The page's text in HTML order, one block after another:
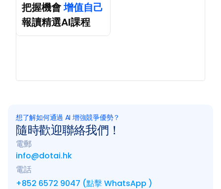
把握機會 增值自己
報讀精選AI課程
想了解如何通過 AI 增強競爭優勢？
隨時歡迎聯絡我們！
電郵
info@dotai.hk
電話
+852 6572 9047 (點擊 WhatsApp )